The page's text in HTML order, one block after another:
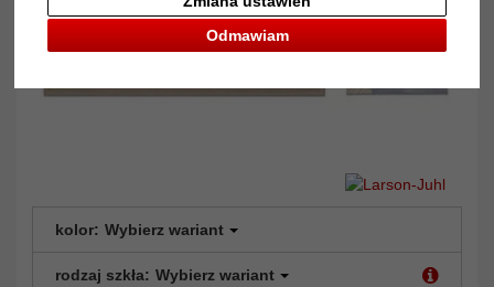
Odmawiam
kolor: Wybierz wariant
rodzaj szkła: Wybierz wariant